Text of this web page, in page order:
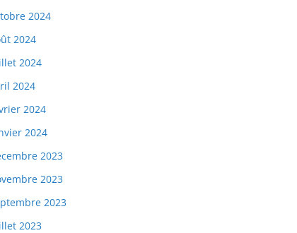
2024
2024
2024
2024
2024
2024
2023
2023
2023
2023